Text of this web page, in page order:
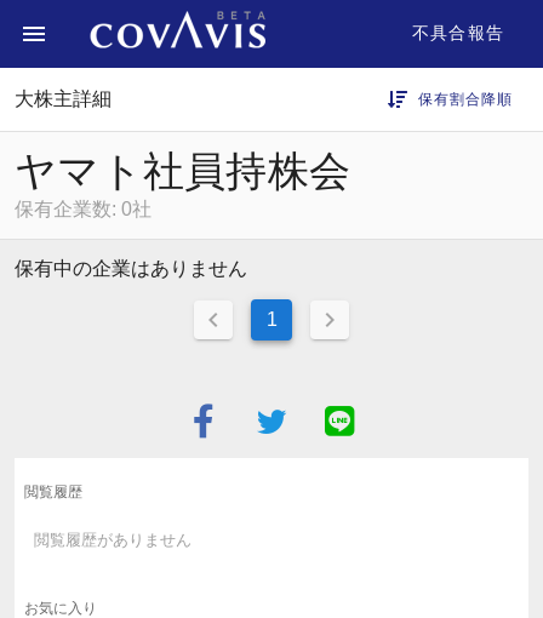
不具合報告
大株主詳細 保有割合降順
ヤマト社員持株会
保有企業数: 0社
保有中の企業はありません
1
閲覧履歴
閲覧履歴がありません
お気に入り